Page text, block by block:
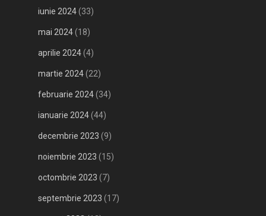
iunie 2024(33)
mai 2024(18)
aprilie 2024(4)
martie 2024(22)
februarie 2024(34)
ianuarie 2024(44)
decembrie 2023 (9)
noiembrie 2023 (15)
octombrie 2023 (7)
septembrie 2023 (17)